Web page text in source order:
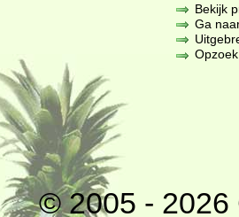
Bekijk
Ga
© 2005 - 2026